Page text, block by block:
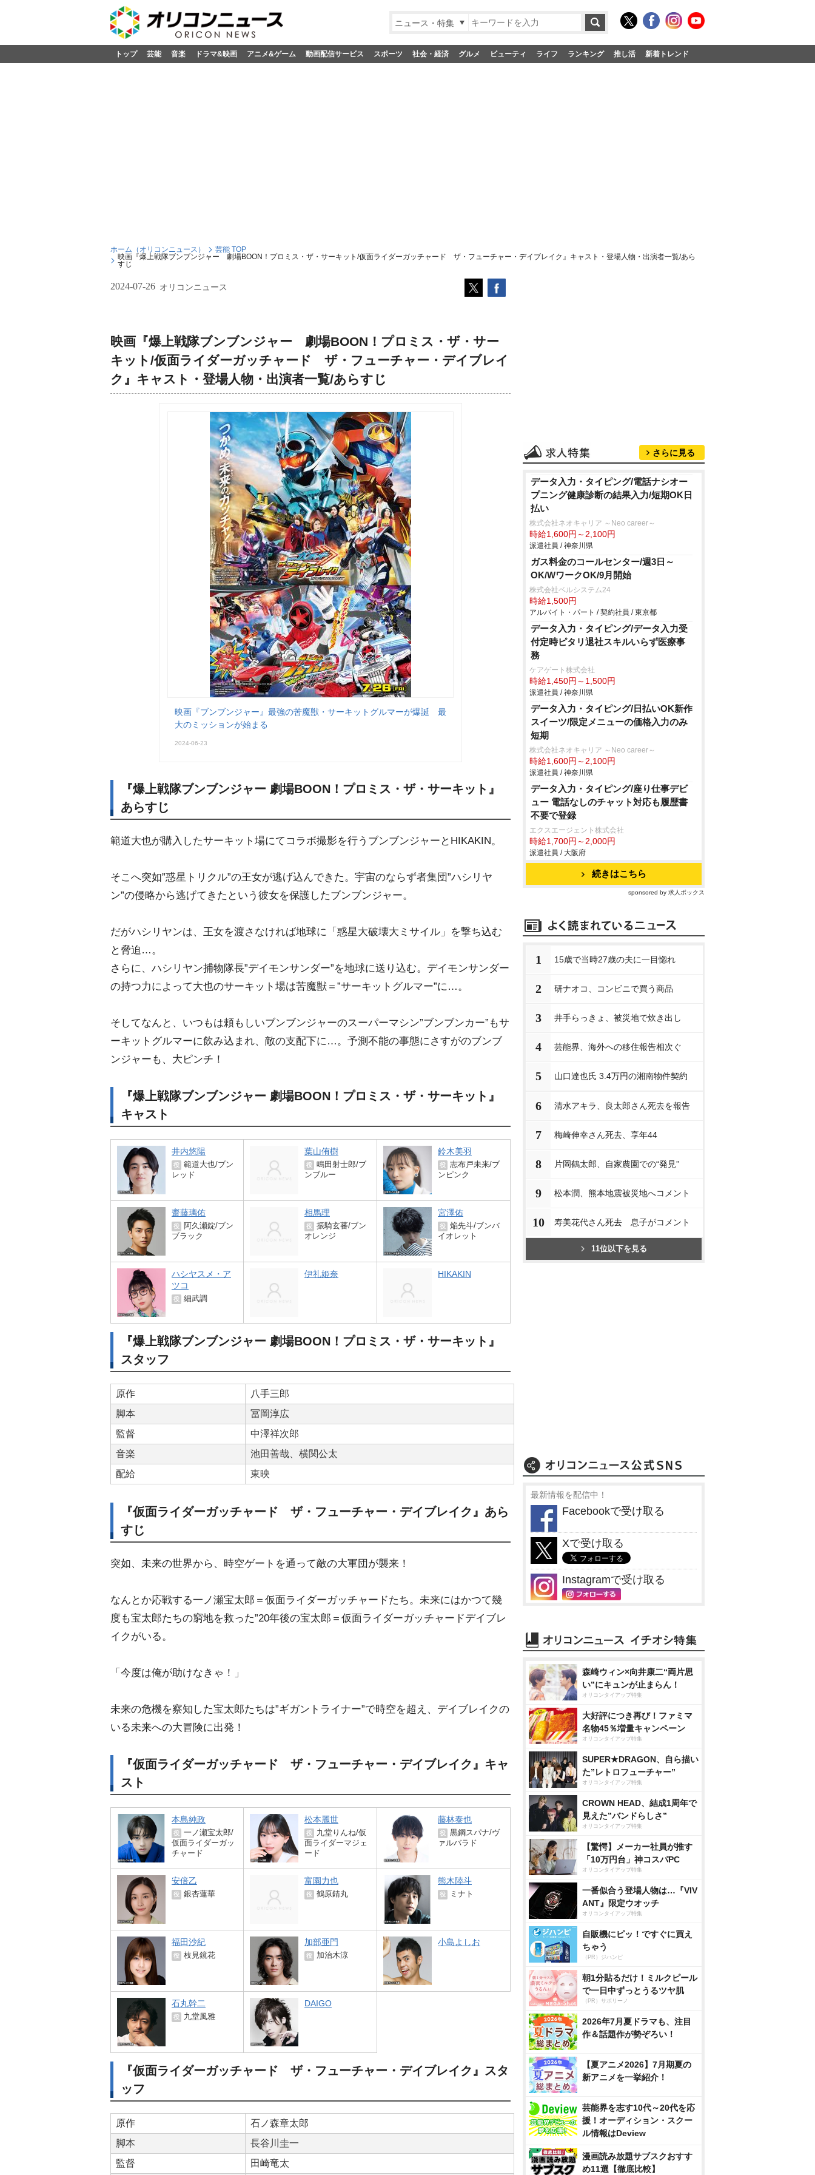
ニュース・特集
トップ 芸能 音楽 ドラマ&映画 アニメ&ゲーム 動画配信サービス スポーツ 社会・経済 グルメ ビューティ ライフ ランキング 推し活 新着トレンド
ホーム（オリコンニュース）
芸能 TOP
映画『爆上戦隊ブンブンジャー 劇場BOON！プロミス・ザ・サーキット/仮面ライダーガッチャード ザ・フューチャー・デイブレイク』キャスト・登場人物・出演者一覧/あら
すじ
2024-07-26 オリコンニュース
映画『爆上戦隊ブンブンジャー 劇場BOON！プロミス・ザ・サー
キット/仮面ライダーガッチャード ザ・フューチャー・デイブレイ
ク』キャスト・登場人物・出演者一覧/あらすじ
映画『ブンブンジャー』最強の苦魔獣・サーキットグルマーが爆誕 最
大のミッションが始まる
2024-06-23
『爆上戦隊ブンブンジャー 劇場BOON！プロミス・ザ・サーキット』
あらすじ
範道大也が購入したサーキット場にてコラボ撮影を行うブンブンジャーとHIKAKIN。
そこへ突如”惑星トリクル”の王女が逃げ込んできた。宇宙のならず者集団”ハシリヤ
ン”の侵略から逃げてきたという彼女を保護したブンブンジャー。
だがハシリヤンは、王女を渡さなければ地球に「惑星大破壊大ミサイル」を撃ち込む
と脅迫…。
さらに、ハシリヤン捕物隊長”デイモンサンダー”を地球に送り込む。デイモンサンダー
の持つ力によって大也のサーキット場は苦魔獣＝”サーキットグルマー”に…。
そしてなんと、いつもは頼もしいブンブンジャーのスーパーマシン”ブンブンカー”もサ
ーキットグルマーに飲み込まれ、敵の支配下に…。予測不能の事態にさすがのブンブ
ンジャーも、大ピンチ！
『爆上戦隊ブンブンジャー 劇場BOON！プロミス・ザ・サーキット』
キャスト
井内悠陽
役
範道大也/ブン
レッド
葉山侑樹
役
鳴田射士郎/ブ
ンブルー
鈴木美羽
役
志布戸未来/ブ
ンピンク
齋藤璃佑
役
阿久瀬錠/ブン
ブラック
相馬理
役
振騎玄蕃/ブン
オレンジ
宮澤佑
役
焔先斗/ブンバ
イオレット
ハシヤスメ・ア
ツコ
役 細武調
伊礼姫奈 HIKAKIN
『爆上戦隊ブンブンジャー 劇場BOON！プロミス・ザ・サーキット』
スタッフ
原作
八手三郎
脚本
冨岡淳広
監督
中澤祥次郎
音楽
池田善哉、横関公太
配給
東映
『仮面ライダーガッチャード ザ・フューチャー・デイブレイク』あら
すじ
突如、未来の世界から、時空ゲートを通って敵の大軍団が襲来！
なんとか応戦する一ノ瀬宝太郎＝仮面ライダーガッチャードたち。未来にはかつて幾
度も宝太郎たちの窮地を救った”20年後の宝太郎＝仮面ライダーガッチャードデイブレ
イクがいる。
「今度は俺が助けなきゃ！」
未来の危機を察知した宝太郎たちは”ギガントライナー”で時空を超え、デイブレイクの
いる未来への大冒険に出発！
『仮面ライダーガッチャード ザ・フューチャー・デイブレイク』キャ
スト
本島純政
役
一ノ瀬宝太郎/
仮面ライダーガッ
チャード
松本麗世
役
九堂りんね/仮
面ライダーマジェ
ード
藤林泰也
役
黒鋼スパナ/ヴ
ァルバラド
安倍乙
役 銀杏蓮華
富園力也
役 鶴原錆丸
熊木陸斗
役 ミナト
福田沙紀
役 枝見鏡花
加部亜門
役 加治木涼
小島よしお
石丸幹二
役 九堂風雅
DAIGO
『仮面ライダーガッチャード ザ・フューチャー・デイブレイク』スタ
ッフ
原作
石ノ森章太郎
脚本
長谷川圭一
監督
田崎竜太
さらに見る
データ入力・タイピング/電話ナシオー
プニング健康診断の結果入力/短期OK日
払い
株式会社ネオキャリア ～Neo career～
時給1,600円～2,100円
派遣社員 / 神奈川県
ガス料金のコールセンター/週3日～
OK/WワークOK/9月開始
株式会社ベルシステム24
時給1,500円
アルバイト・パート / 契約社員 / 東京都
データ入力・タイピング/データ入力受
付定時ピタリ退社スキルいらず医療事
務
ケアゲート株式会社
時給1,450円～1,500円
派遣社員 / 神奈川県
データ入力・タイピング/日払いOK新作
スイーツ/限定メニューの価格入力のみ
短期
株式会社ネオキャリア ～Neo career～
時給1,600円～2,100円
派遣社員 / 神奈川県
データ入力・タイピング/座り仕事デビ
ュー 電話なしのチャット対応も履歴書
不要で登録
エクスエージェント株式会社
時給1,700円～2,000円
派遣社員 / 大阪府
続きはこちら
sponsored by 求人ボックス
1 15歳で当時27歳の夫に一目惚れ
2 研ナオコ、コンビニで買う商品
3 井手らっきょ、被災地で炊き出し
4 芸能界、海外への移住報告相次ぐ
5 山口達也氏 3.4万円の湘南物件契約
6 清水アキラ、良太郎さん死去を報告
7 梅崎伸幸さん死去、享年44
8 片岡鶴太郎、自家農園での“発見”
9 松本潤、熊本地震被災地へコメント
10 寿美花代さん死去 息子がコメント
11位以下を見る
最新情報を配信中！
Facebookで受け取る
Xで受け取る
Instagramで受け取る
森崎ウィン×向井康二“両片思
い”にキュンが止まらん！
オリコンタイアップ特集
大好評につき再び！ファミマ
名物45％増量キャンペーン
オリコンタイアップ特集
SUPER★DRAGON、自ら描い
た”レトロフューチャー”
オリコンタイアップ特集
CROWN HEAD、結成1周年で
見えた”バンドらしさ”
オリコンタイアップ特集
【驚愕】メーカー社員が推す
「10万円台」神コスパPC
オリコンタイアップ特集
一番似合う登場人物は…『VIV
ANT』限定ウオッチ
オリコンタイアップ特集
自販機にピッ！ですぐに買え
ちゃう
（PR）ジハンピ
朝1分貼るだけ！ミルクピール
で一日中ずっとうるツヤ肌
（PR）サボリーノ
2026年7月夏ドラマも、注目
作＆話題作が勢ぞろい！
【夏アニメ2026】7月期夏の
新アニメを一挙紹介！
芸能界を志す10代～20代を応
援！オーディション・スクー
ル情報はDeview
漫画読み放題サブスクおすす
め11選【徹底比較】